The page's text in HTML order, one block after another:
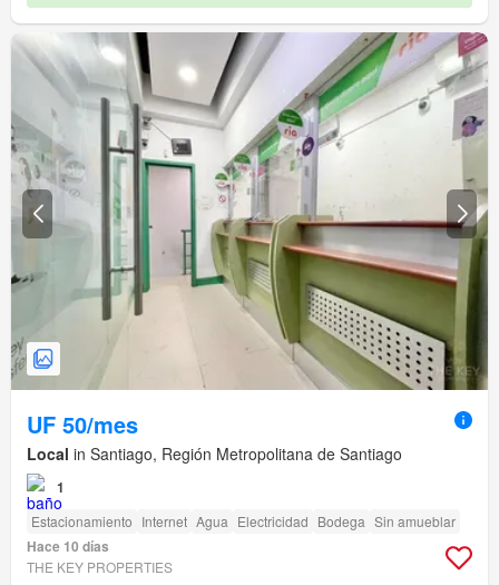
UF 50/mes
Local in Santiago, Región Metropolitana de Santiago
1
Estacionamiento Internet Agua Electricidad Bodega Sin amueblar
Hace 10 días
THE KEY PROPERTIES